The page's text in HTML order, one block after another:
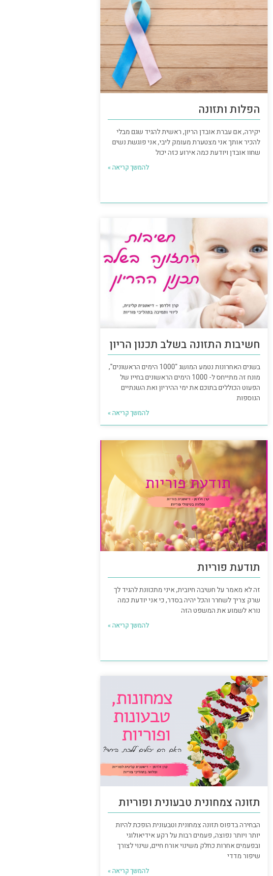
הפלות ותזונה
יקירה, אם עברת אובדן הריון, ראשית להגיד שגם מבלי
להכיר אותך אני מצטערת מעומק ליבי, אני פוגשת נשים
שחוו אובדן ויודעת כמה אירוע כזה יכול
להמשך קריאה »
חשיבות התזונה בשלב תכנון הריון
בשנים האחרונות נטמע המושג "1000 הימים הראשונים",
מונח זה מתייחס ל- 1000 הימים הראשונים בחייו של
הפעוט הכוללים בתוכם את ימי ההיריון ואת השנתיים
הנוספות
להמשך קריאה »
תודעת פוריות
זה לא מאמר על חשיבה חיובית, איני מתכוונת להגיד לך
שרק צריך לשחרר והכל יהיה בסדר, כי אני יודעת כמה
נורא לשמוע את המשפט הזה
להמשך קריאה »
תזונה צמחונית טבעונית ופוריות
הבחירה בדפוס תזונה צמחונית וטבעונית הופכת להיות
יותר ויותר נפוצה, פעמים רבות על רקע אידיאולוגי
ובפעמים אחרות כחלק משינוי אורח חיים, שינוי לצורך
שיפור מדדי
להמשך קריאה »